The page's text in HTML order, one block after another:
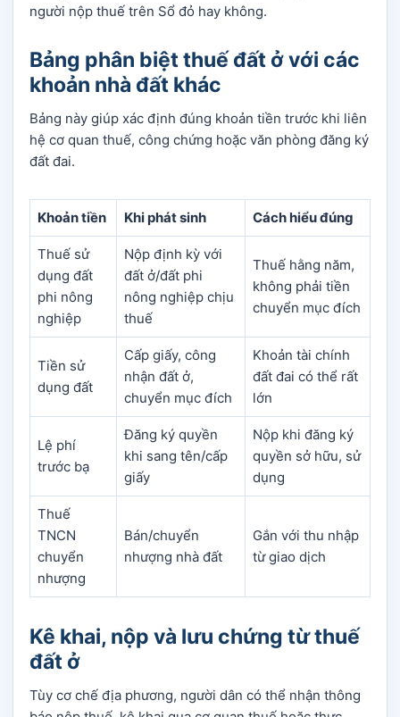
người nộp thuế trên Sổ đỏ hay không.
Bảng phân biệt thuế đất ở với các
khoản nhà đất khác
Bảng này giúp xác định đúng khoản tiền trước khi liên
hệ cơ quan thuế, công chứng hoặc văn phòng đăng ký
đất đai.
Khoản tiền Khi phát sinh Cách hiểu đúng
Thuế sử
dụng đất
phi nông
nghiệp
Nộp định kỳ với
đất ở/đất phi
nông nghiệp chịu
thuế
Thuế hằng năm,
không phải tiền
chuyển mục đích
Tiền sử
dụng đất
Cấp giấy, công
nhận đất ở,
chuyển mục đích
Khoản tài chính
đất đai có thể rất
lớn
Lệ phí
trước bạ
Đăng ký quyền
khi sang tên/cấp
giấy
Nộp khi đăng ký
quyền sở hữu, sử
dụng
Thuế
TNCN
chuyển
nhượng
Bán/chuyển
nhượng nhà đất
Gắn với thu nhập
từ giao dịch
Kê khai, nộp và lưu chứng từ thuế
đất ở
Tùy cơ chế địa phương, người dân có thể nhận thông